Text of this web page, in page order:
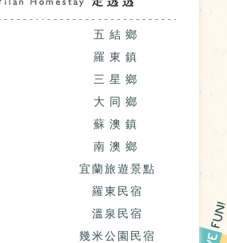
五結鄉
羅東鎮
三星鄉
大同鄉
蘇澳鎮
南澳鄉
宜蘭旅遊景點
羅東民宿
溫泉民宿
幾米公園民宿